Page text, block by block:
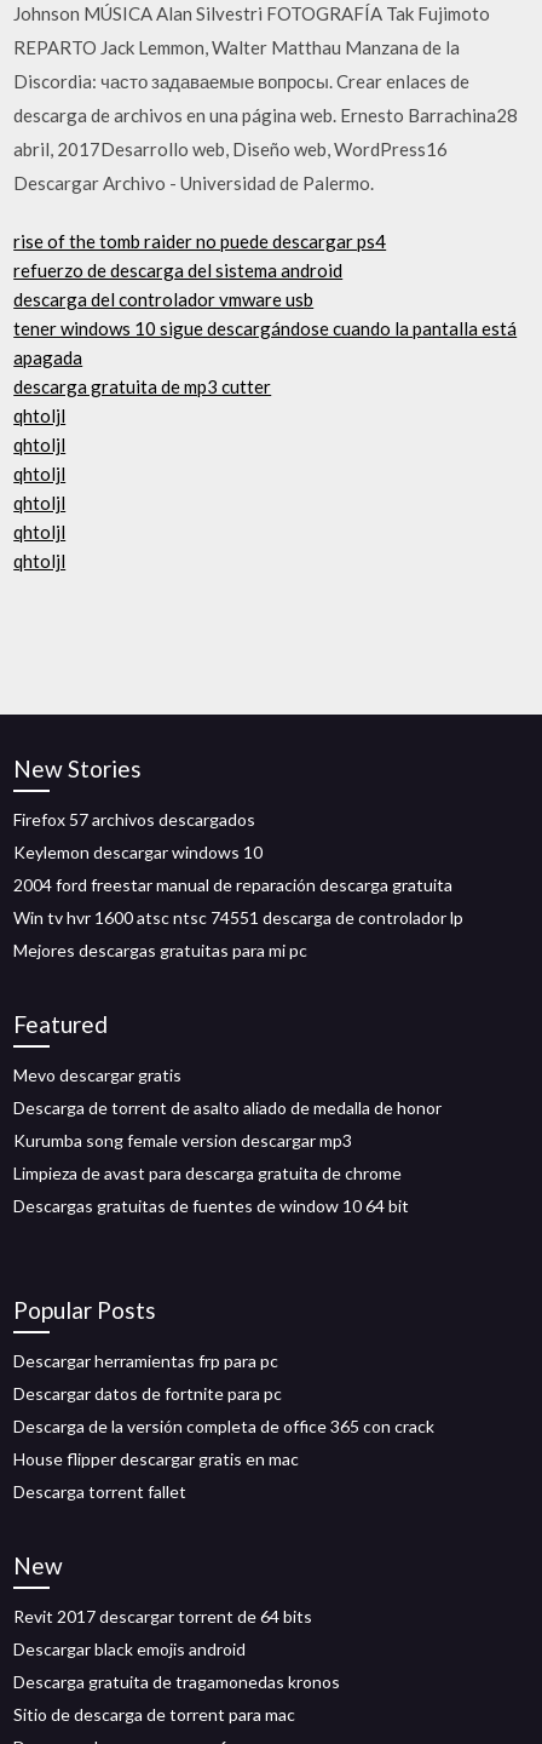
Johnson MÚSICA Alan Silvestri FOTOGRAFÍA Tak Fujimoto
REPARTO Jack Lemmon, Walter Matthau Manzana de la
Discordia: часто задаваемые вопросы. Crear enlaces de
descarga de archivos en una página web. Ernesto Barrachina28
abril, 2017Desarrollo web, Diseño web, WordPress16
Descargar Archivo - Universidad de Palermo.
rise of the tomb raider no puede descargar ps4
refuerzo de descarga del sistema android
descarga del controlador vmware usb
tener windows 10 sigue descargándose cuando la pantalla está
apagada
descarga gratuita de mp3 cutter
qhtoljl
qhtoljl
qhtoljl
qhtoljl
qhtoljl
qhtoljl
New Stories
Firefox 57 archivos descargados
Keylemon descargar windows 10
2004 ford freestar manual de reparación descarga gratuita
Win tv hvr 1600 atsc ntsc 74551 descarga de controlador lp
Mejores descargas gratuitas para mi pc
Featured
Mevo descargar gratis
Descarga de torrent de asalto aliado de medalla de honor
Kurumba song female version descargar mp3
Limpieza de avast para descarga gratuita de chrome
Descargas gratuitas de fuentes de window 10 64 bit
Popular Posts
Descargar herramientas frp para pc
Descargar datos de fortnite para pc
Descarga de la versión completa de office 365 con crack
House flipper descargar gratis en mac
Descarga torrent fallet
New
Revit 2017 descargar torrent de 64 bits
Descargar black emojis android
Descarga gratuita de tragamonedas kronos
Sitio de descarga de torrent para mac